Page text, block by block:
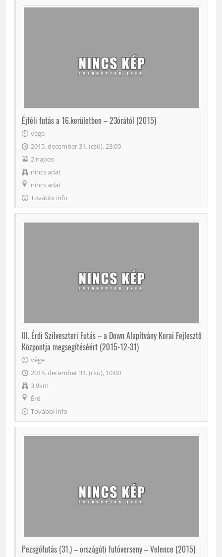
Éjféli futás a 16.kerületben – 23órától (2015)
vége
2015. december 31. (csü), 23:00
2 napos
nincs adat
nincs adat
További info
III. Érdi Szilveszteri Futás – a Down Alapítvány Korai Fejlesztő
Központja megsegítéséért (2015-12-31)
vége
2015. december 31. (csü), 10:00
3.9km
Érd
További info
Pezsgőfutás (31.) – országúti futóverseny – Velence (2015)